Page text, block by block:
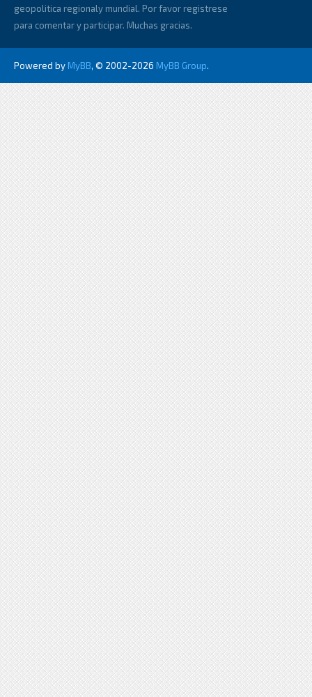
geopolitica regionaly mundial. Por favor registrese
para comentar y participar. Muchas gracias.
Powered by MyBB, © 2002-2026 MyBB Group.